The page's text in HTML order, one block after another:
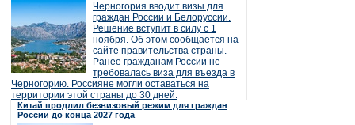
Черногория вводит визы для
граждан России и Белоруссии.
Решение вступит в силу с 1
ноября. Об этом сообщается на
сайте правительства страны.
Ранее гражданам России не
требовалась виза для въезда в
Черногорию. Россияне могли оставаться на
территории этой страны до 30 дней.
Китай продлил безвизовый режим для граждан
России до конца 2027 года